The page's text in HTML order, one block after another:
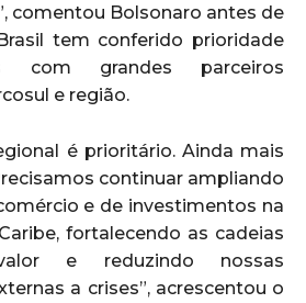
comentou Bolsonaro antes de
tem conferido prioridade
com grandes parceiros
e região.
é prioritário. Ainda mais
continuar ampliando
e de investimentos na
fortalecendo as cadeias
e reduzindo nossas
a crises”, acrescentou o